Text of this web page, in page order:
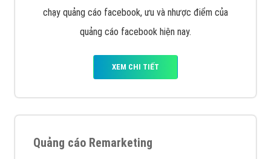
chạy quảng cáo facebook, ưu và nhược điểm của
quảng cáo facebook hiện nay.
XEM CHI TIẾT
Quảng cáo Remarketing